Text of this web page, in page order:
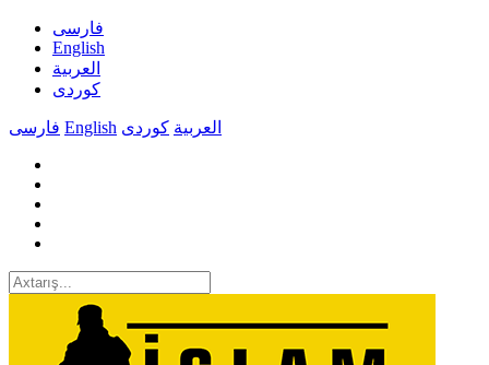
فارسی
English
العربیة
کوردی
فارسی English العربیة کوردی